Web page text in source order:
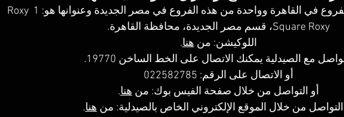
يوجد لها العديد من الفروع في القاهرة وواحدة من هذه الفروع في مصر الجديدة وعنوانها هو: 1 Roxy
Square Roxy، قسم مصر الجديدة، محافظة القاهرة‬.
اللوكيشن: من هنا.
مع الصيدلية يمكنك الاتصال على الخط الساخن 19770.
أو الاتصال على الرقم: 022582785
أو التواصل من خلال صفحة الفيس بوك: من هنا.
التواصل من خلال الموقع الإلكتروني الخاص بالصيدلية: من هنا.